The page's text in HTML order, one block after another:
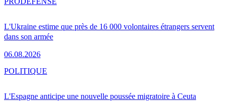
L'Ukraine estime que près de 16 000 volontaires étrangers servent
dans son armée
06.08.2026
L'Espagne anticipe une nouvelle poussée migratoire à Ceuta
POLITIQUE